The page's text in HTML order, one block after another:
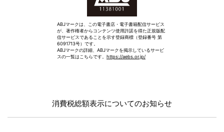
ABJマークは、この電子書店・電子書籍配信サービス
が、著作権者からコンテンツ使用許諾を得た正規版配
信サービスであることを示す登録商標（登録番号 第
6091713号）です。
ABJマークの詳細、ABJマークを掲示しているサービ
スの一覧はこちらです。 https://aebs.or.jp/
消費税総額表示についてのお知らせ